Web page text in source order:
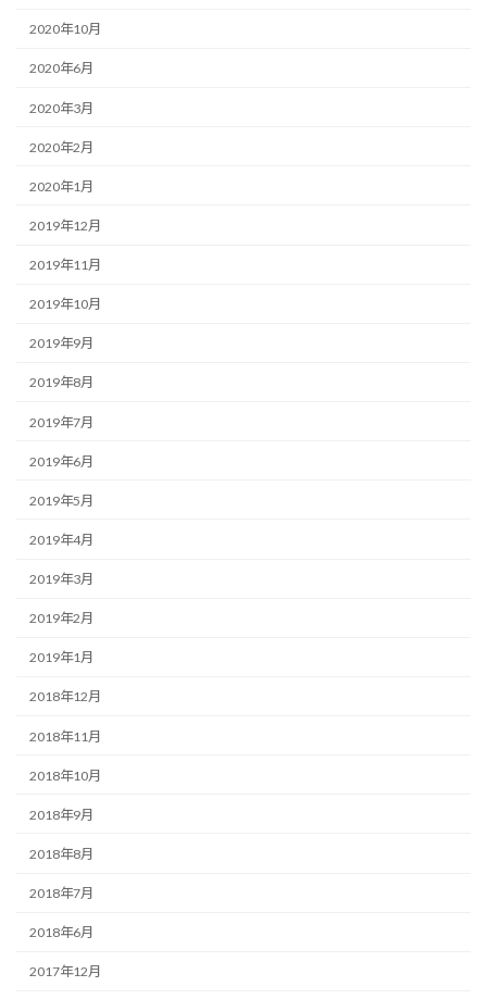
2020年10月
2020年6月
2020年3月
2020年2月
2020年1月
2019年12月
2019年11月
2019年10月
2019年9月
2019年8月
2019年7月
2019年6月
2019年5月
2019年4月
2019年3月
2019年2月
2019年1月
2018年12月
2018年11月
2018年10月
2018年9月
2018年8月
2018年7月
2018年6月
2017年12月